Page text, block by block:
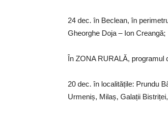
24 dec. în Beclean, în
Gheorghe Doja – Ion Creangă;
În ZONA RURALĂ, programul
20 dec. în localitățile: Prundu
Urmeniș, Milaș, Galații